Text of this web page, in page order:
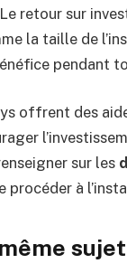
retour sur
la taille de
pendant
offrent des
sur les
procéder à
sujet